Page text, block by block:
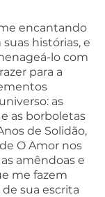
encantando
histórias, e
lo com
para a
as
as borboletas
de Solidão,
O Amor nos
amêndoas e
me fazem
sua escrita